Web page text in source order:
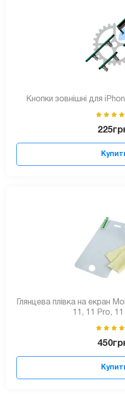
Кнопки зовнішні для
225
Глянцева плівка на екран
11, 11 Pro,
450